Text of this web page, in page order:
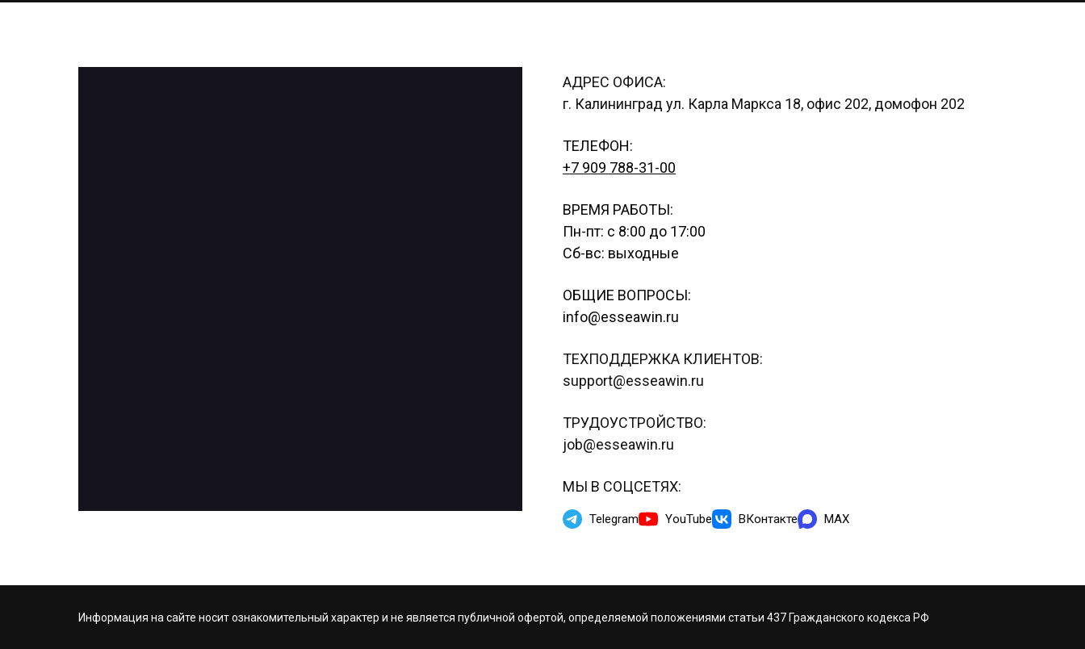
АДРЕС ОФИСА:
г. Калининград ул. Карла Маркса 18, офис 202, домофон 202
ТЕЛЕФОН:
+7 909 788-31-00
ВРЕМЯ РАБОТЫ:
Пн-пт: с 8:00 до 17:00
Сб-вс: выходные
ОБЩИЕ ВОПРОСЫ:
info@esseawin.ru
ТЕХПОДДЕРЖКА КЛИЕНТОВ:
support@esseawin.ru
ТРУДОУСТРОЙСТВО:
job@esseawin.ru
МЫ В СОЦСЕТЯХ:
Telegram YouTube ВКонтакте MAX
Информация на сайте носит ознакомительный характер и не является публичной офертой, определяемой положениями статьи 437 Гражданского кодекса РФ